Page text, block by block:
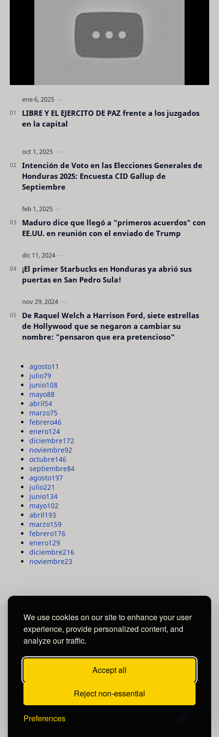
We use cookies on our site to enhance your user
experience, provide personalized content, and
analyze our traffic.
Accept all
Reject non-essential
Preferences
LIBRE Y EL EJERCITO DE PAZ frente a los juzgados
en la capital
Intención de Voto en las Elecciones Generales de
Honduras 2025: Encuesta CID Gallup de
Septiembre
Maduro dice que llegó a "primeros acuerdos" con
EE.UU. en reunión con el enviado de Trump
¡El primer Starbucks en Honduras ya abrió sus
puertas en San Pedro Sula!
De Raquel Welch a Harrison Ford, siete estrellas
de Hollywood que se negaron a cambiar su
nombre: "pensaron que era pretencioso"
agosto11
julio79
junio108
mayo88
abril54
marzo75
febrero46
enero124
diciembre172
noviembre92
octubre146
septiembre84
agosto197
julio221
junio134
mayo102
abril193
marzo159
febrero176
enero129
diciembre216
noviembre23
MAYA MEDIA GROUP
Ubicados en Tegucigalpa - Honduras.